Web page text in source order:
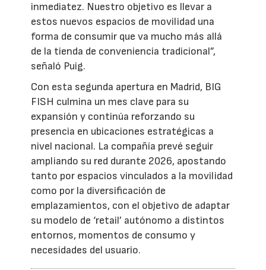
inmediatez. Nuestro objetivo es llevar a
estos nuevos espacios de movilidad una
forma de consumir que va mucho más allá
de la tienda de conveniencia tradicional”,
señaló Puig.
Con esta segunda apertura en Madrid, BIG
FISH culmina un mes clave para su
expansión y continúa reforzando su
presencia en ubicaciones estratégicas a
nivel nacional. La compañía prevé seguir
ampliando su red durante 2026, apostando
tanto por espacios vinculados a la movilidad
como por la diversificación de
emplazamientos, con el objetivo de adaptar
su modelo de ‘retail’ autónomo a distintos
entornos, momentos de consumo y
necesidades del usuario.